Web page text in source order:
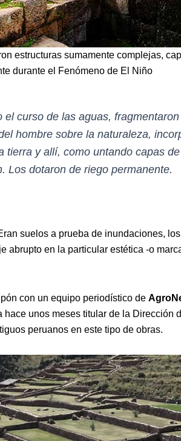
estructuras sumamente complejas,
durante el Fenómeno de El Niño
el curso de las aguas,
hombre sobre la naturaleza,
tierra y allí, como untando capas
Los dotaron de riego permanente.
suelos a prueba de inundaciones,
abrupto en la particular estética -o
con un equipo periodístico de
hace unos meses titular de la
peruanos en este tipo de obras.